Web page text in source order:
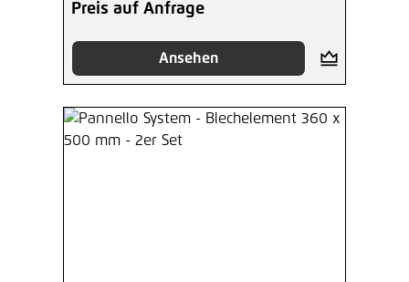
Preis auf Anfrage
Ansehen